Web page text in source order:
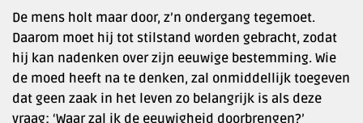
De mens holt maar door, z’n ondergang tegemoet.
Daarom moet hij tot stilstand worden gebracht, zodat
hij kan nadenken over zijn eeuwige bestemming. Wie
de moed heeft na te denken, zal onmiddellijk toegeven
dat geen zaak in het leven zo belangrijk is als deze
vraag: ‘Waar zal ik de eeuwigheid doorbrengen?’